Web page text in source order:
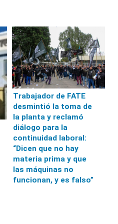
Trabajador de FATE
desmintió la toma de
la planta y reclamó
diálogo para la
continuidad laboral:
“Dicen que no hay
materia prima y que
las máquinas no
funcionan, y es falso”